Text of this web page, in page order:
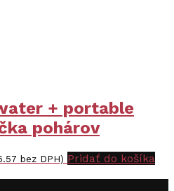
+ portable
pohárov
bez DPH) Pridať do košíka